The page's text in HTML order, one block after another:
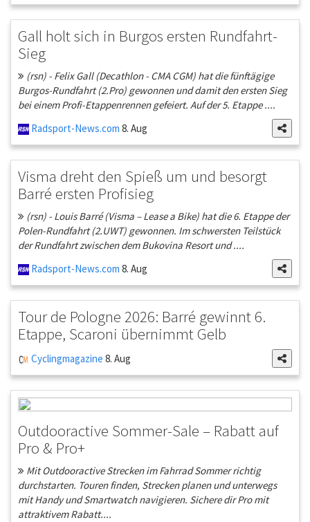
Gall holt sich in Burgos ersten Rundfahrt-
Sieg
(rsn) - Felix Gall (Decathlon - CMA CGM) hat die fünftägige
Burgos-Rundfahrt (2.Pro) gewonnen und damit den ersten Sieg
bei einem Profi-Etappenrennen gefeiert. Auf der 5. Etappe ....
Radsport-News.com 8. Aug
Visma dreht den Spieß um und besorgt
Barré ersten Profisieg
(rsn) - Louis Barré (Visma – Lease a Bike) hat die 6. Etappe der
Polen-Rundfahrt (2.UWT) gewonnen. Im schwersten Teilstück
der Rundfahrt zwischen dem Bukovina Resort und ....
Radsport-News.com 8. Aug
Tour de Pologne 2026: Barré gewinnt 6.
Etappe, Scaroni übernimmt Gelb
Cyclingmagazine 8. Aug
Outdooractive Sommer-Sale – Rabatt auf
Pro & Pro+
Mit Outdooractive Strecken im Fahrrad Sommer richtig
durchstarten. Touren finden, Strecken planen und unterwegs
mit Handy und Smartwatch navigieren. Sichere dir Pro mit
attraktivem Rabatt....